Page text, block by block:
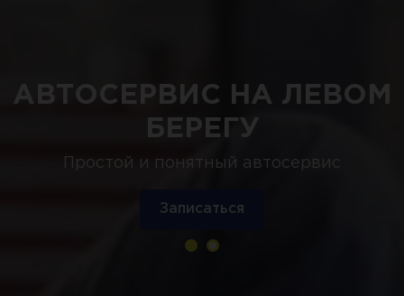
АВТОСЕРВИС НА ЛЕВОМ
БЕРЕГУ
Простой и понятный автосервис
Записаться